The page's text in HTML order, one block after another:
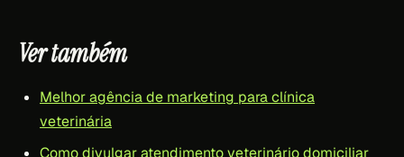
Ver também
Melhor agência de marketing para clínica
veterinária
Como divulgar atendimento veterinário domiciliar